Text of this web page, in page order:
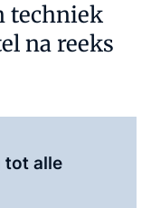
techniek
na reeks
tot alle